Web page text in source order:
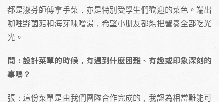
都是淑芬師傅拿手菜，亦是特別受學生們歡迎的菜色。端出
咖哩野菌菇和海芽味噌湯，希望小朋友都能把營養全部吃光
光。
問：設計菜單的時候，有遇到什麼困難、有趣或印象深刻的
事嗎？
張：這份菜單是由我們團隊合作完成的，我認為相當難能可